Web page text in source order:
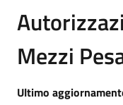
Mezzi
Ultimo